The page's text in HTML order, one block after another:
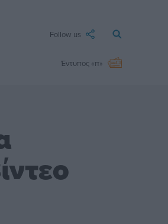
Follow us
Έντυπος «π»